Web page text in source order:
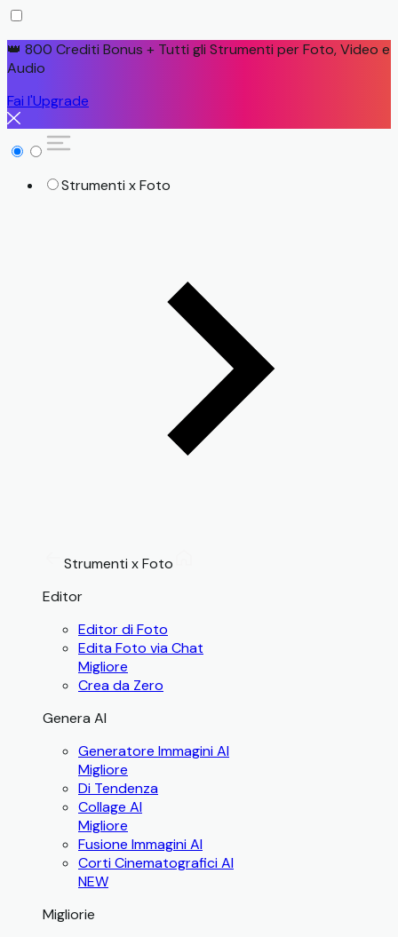
👑 800 Crediti Bonus + Tutti gli Strumenti per Foto, Video e
Audio
Fai l'Upgrade
Strumenti x Foto
Strumenti x Foto
Editor
Editor di Foto
Edita Foto via Chat
Migliore
Crea da Zero
Genera AI
Generatore Immagini AI
Migliore
Di Tendenza
Collage AI
Migliore
Fusione Immagini AI
Corti Cinematografici AI
NEW
Migliorie